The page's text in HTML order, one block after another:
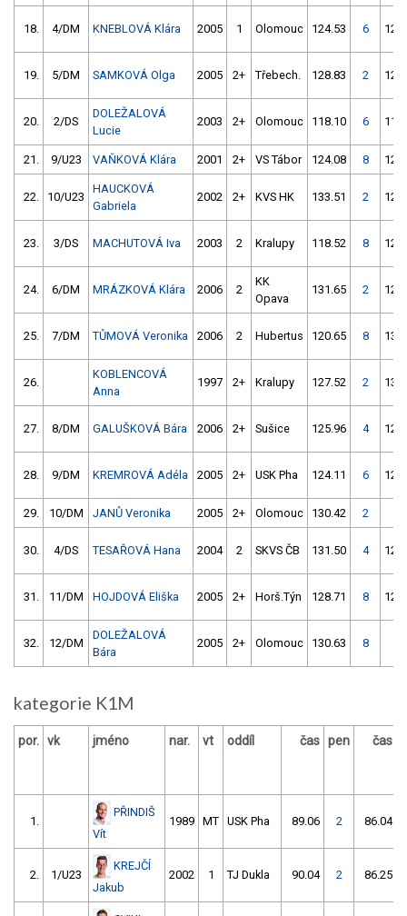
18. 4/DM KNEBLOVÁ Klára 2005 1 Olomouc 124.53 6
19. 5/DM SAMKOVÁ Olga 2005 2+ Třebech. 128.83 2
20. 2/DS
DOLEŽALOVÁ
Lucie
2003 2+ Olomouc 118.10 6
21. 9/U23 VAŇKOVÁ Klára 2001 2+ VS Tábor 124.08 8
22. 10/U23
HAUCKOVÁ
Gabriela
2002 2+ KVS HK 133.51 2
23. 3/DS MACHUTOVÁ Iva 2003 2 Kralupy 118.52 8
24. 6/DM MRÁZKOVÁ Klára 2006 2
KK
Opava
131.65 2
25. 7/DM TŮMOVÁ Veronika 2006 2 Hubertus 120.65 8
26.
KOBLENCOVÁ
Anna
1997 2+ Kralupy 127.52 2
27. 8/DM GALUŠKOVÁ Bára 2006 2+ Sušice 125.96 4
28. 9/DM KREMROVÁ Adéla 2005 2+ USK Pha 124.11 6
29. 10/DM JANŮ Veronika 2005 2+ Olomouc 130.42 2
30. 4/DS TESAŘOVÁ Hana 2004 2 SKVS ČB 131.50 4
31. 11/DM HOJDOVÁ Eliška 2005 2+ Horš.Týn 128.71 8
32. 12/DM
DOLEŽALOVÁ
Bára
2005 2+ Olomouc 130.63 8
kategorie K1M
por. vk jméno nar. vt oddíl čas pen čas
1.
PŘINDIŠ
Vít
1989 MT USK Pha 89.06 2 86.04
2. 1/U23
KREJČÍ
Jakub
2002 1 TJ Dukla 90.04 2 86.25